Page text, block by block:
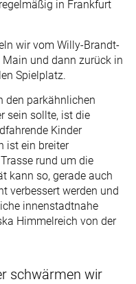
in Frankfurt
wir vom Willy-Brandt-
und dann zurück in
Spielplatz.
den parkähnlichen
sein sollte, ist die
Kinder
ist ein breiter
rund um die
kann so, gerade auch
verbessert werden und
innenstadtnahe
Himmelreich von der
schwärmen wir